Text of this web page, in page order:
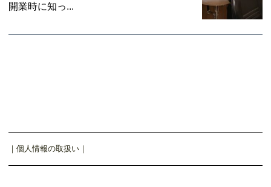
開業時に知っ...
｜ 個人情報の取扱い ｜